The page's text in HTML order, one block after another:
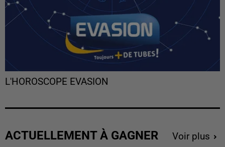
L'HOROSCOPE EVASION
ACTUELLEMENT À GAGNER Voir plus